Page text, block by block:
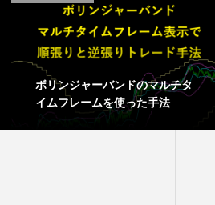
ボリンジャーバンドのマルチタ
イムフレームを使った手法